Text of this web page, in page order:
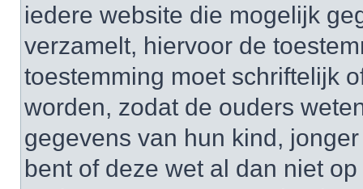
iedere website die mogelijk
verzamelt, hiervoor de
toestemming moet schriftelijk
worden, zodat de ouders
gegevens van hun kind,
bent of deze wet al dan niet